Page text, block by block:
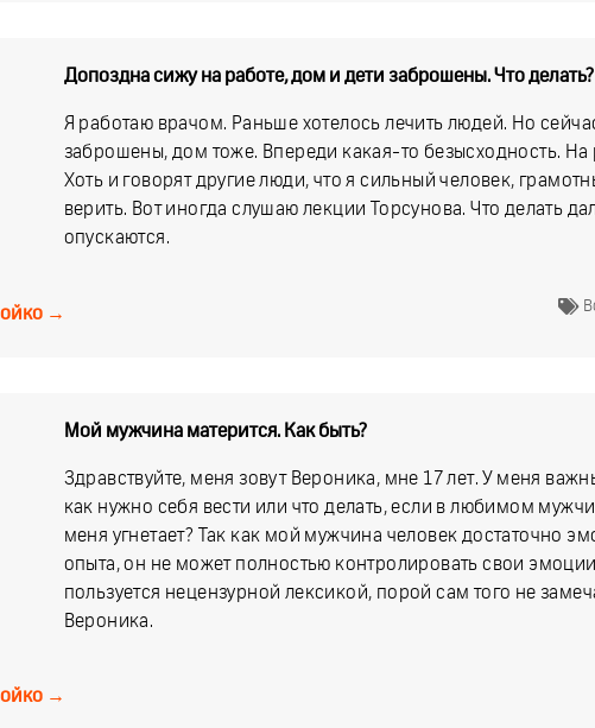
Допоздна сижу на работе, дом и дети заброшены. Что делать?
Я работаю врачом. Раньше хотелось лечить людей. Но
заброшены, дом тоже. Впереди какая-то безысходность. На
Хоть и говорят другие люди, что я сильный человек,
верить. Вот иногда слушаю лекции Торсунова. Что делать
опускаются.
→
Мой мужчина матерится. Как быть?
Здравствуйте, меня зовут Вероника, мне 17 лет. У меня
как нужно себя вести или что делать, если в любимом
меня угнетает? Так как мой мужчина человек достаточно
опыта, он не может полностью контролировать свои
пользуется нецензурной лексикой, порой сам того не
Вероника.
→